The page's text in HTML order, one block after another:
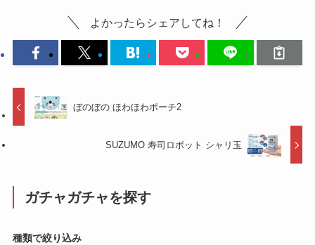
よかったらシェアしてね！
ぼのぼの ほわほわポーチ2
SUZUMO 寿司ロボット シャリ玉
ガチャガチャを探す
種類で絞り込み